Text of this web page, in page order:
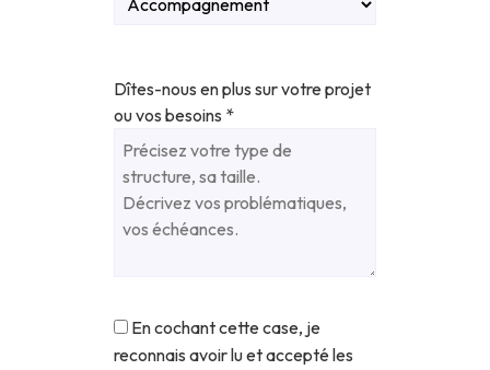
Dîtes-nous en plus sur votre projet
ou vos besoins *
En cochant cette case, je
reconnais avoir lu et accepté les